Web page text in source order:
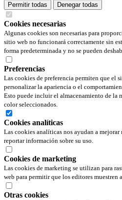
Permitir todas
Denegar todas
Cookies necesarias
Algunas cookies son necesarias para
sitio web no funcionará correctamente sin
forma predeterminada y no se pueden
Preferencias
Las cookies de preferencia permiten que el
personalizar la apariencia o el
Esto puede incluir el almacenamiento de la
color seleccionados.
Cookies analíticas
Las cookies analíticas nos ayudan a
reportar información sobre su uso.
Cookies de marketing
Las cookies de marketing se utilizan para
web para permitir que los editores muestren
Otras cookies